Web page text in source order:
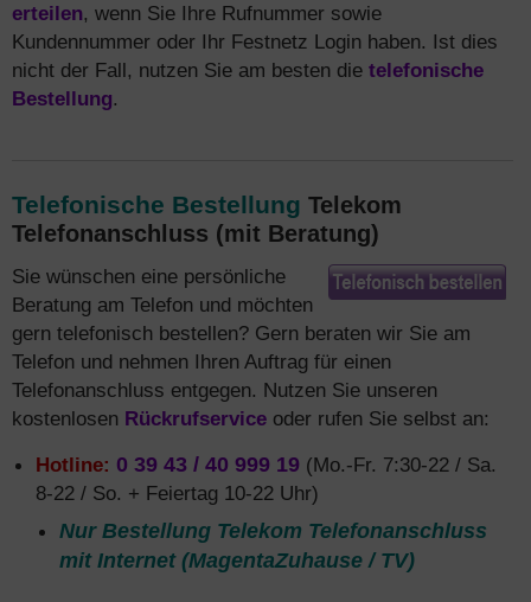
erteilen, wenn Sie Ihre Rufnummer sowie
Kundennummer oder Ihr Festnetz Login haben. Ist dies
nicht der Fall, nutzen Sie am besten die telefonische
Bestellung.
Telefonische Bestellung Telekom
Telefonanschluss (mit Beratung)
Sie wünschen eine persönliche
Beratung am Telefon und möchten
gern telefonisch bestellen? Gern beraten wir Sie am
Telefon und nehmen Ihren Auftrag für einen
Telefonanschluss entgegen. Nutzen Sie unseren
kostenlosen Rückrufservice oder rufen Sie selbst an:
Hotline: 0 39 43 / 40 999 19 (Mo.-Fr. 7:30-22 / Sa.
8-22 / So. + Feiertag 10-22 Uhr)
Nur Bestellung Telekom Telefonanschluss
mit Internet (MagentaZuhause / TV)